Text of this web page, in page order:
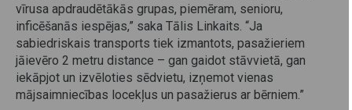
vīrusa apdraudētākās grupas, piemēram, senioru,
inficēšanās iespējas,” saka Tālis Linkaits. “Ja
sabiedriskais transports tiek izmantots, pasažieriem
jāievēro 2 metru distance – gan gaidot stāvvietā, gan
iekāpjot un izvēloties sēdvietu, izņemot vienas
mājsaimniecības locekļus un pasažierus ar bērniem.”